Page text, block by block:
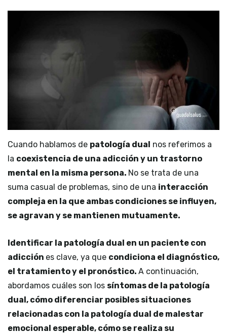
Cuando hablamos de patología dual nos referimos a
la coexistencia de una adicción y un trastorno
mental en la misma persona. No se trata de una
suma casual de problemas, sino de una interacción
compleja en la que ambas condiciones se influyen,
se agravan y se mantienen mutuamente.
Identificar la patología dual en un paciente con
adicción es clave, ya que condiciona el diagnóstico,
el tratamiento y el pronóstico. A continuación,
abordamos cuáles son los síntomas de la patología
dual, cómo diferenciar posibles situaciones
relacionadas con la patología dual de malestar
emocional esperable, cómo se realiza su